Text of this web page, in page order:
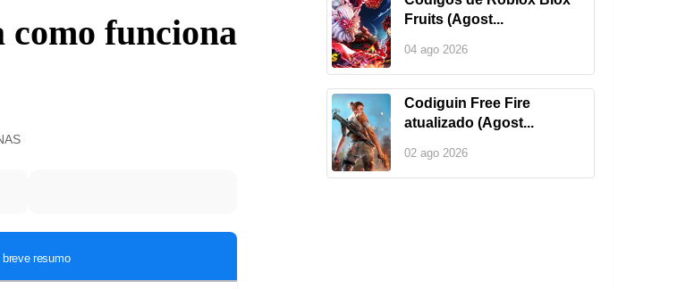
como funciona
Fruits (Agost...
04 ago 2026
Codiguin Free Fire
atualizado (Agost...
02 ago 2026